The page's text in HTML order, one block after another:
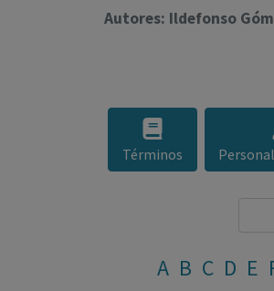
Autores: Ildefonso
Términos
A B C D E